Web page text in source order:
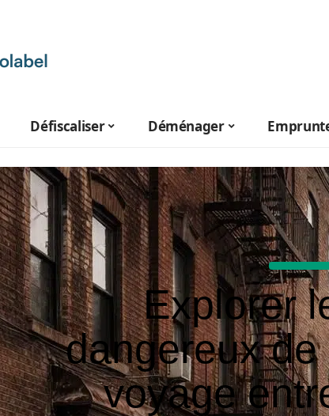
Défiscaliser Déménager
Explorer
dangereux
voyage